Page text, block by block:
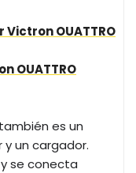
OUATTRO
OUATTRO
es un
un cargador.
se conecta